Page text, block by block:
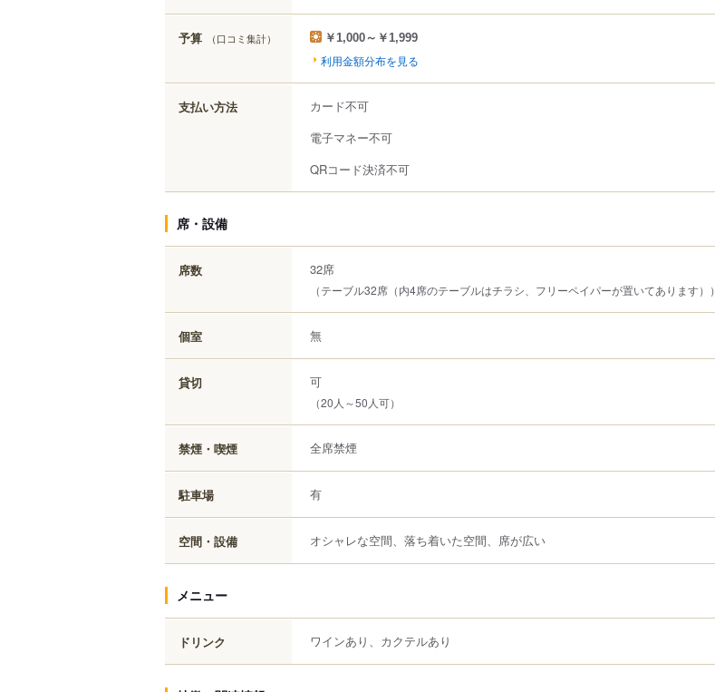
予算 （口コミ集計） ￥1,000～￥1,999
利用金額分布を見る
支払い方法
カード不可
電子マネー不可
QRコード決済不可
席・設備
席数 32席
（テーブル32席（内4席のテーブルはチラシ、フリーペイパーが置いてあります））
個室 無
貸切 可
（20人～50人可）
禁煙・喫煙 全席禁煙
駐車場 有
空間・設備 オシャレな空間、落ち着いた空間、席が広い
メニュー
ドリンク ワインあり、カクテルあり